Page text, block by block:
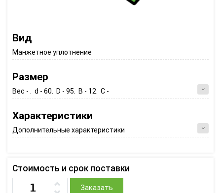
Вид
Манжетное уплотнение
Размер
Вес - . d - 60. D - 95. B - 12. C -
Характеристики
Дополнительные характеристики
Стоимость и срок поставки
Заказать